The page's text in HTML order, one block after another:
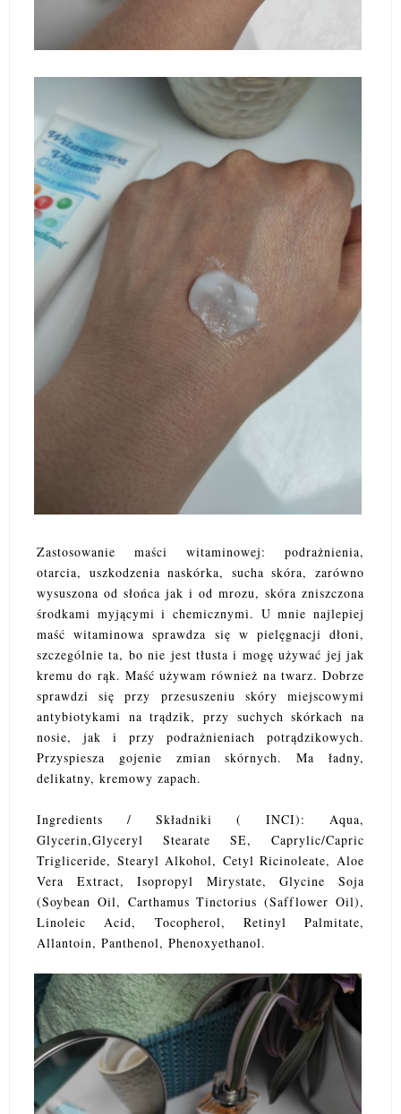
Zastosowanie maści witaminowej: podrażnienia,
otarcia, uszkodzenia naskórka, sucha skóra, zarówno
wysuszona od słońca jak i od mrozu, skóra zniszczona
środkami myjącymi i chemicznymi. U mnie najlepiej
maść witaminowa sprawdza się w pielęgnacji dłoni,
szczególnie ta, bo nie jest tłusta i mogę używać jej jak
kremu do rąk. Maść używam również na twarz. Dobrze
sprawdzi się przy przesuszeniu skóry miejscowymi
antybiotykami na trądzik, przy suchych skórkach na
nosie, jak i przy podrażnieniach potrądzikowych.
Przyspiesza gojenie zmian skórnych. Ma ładny,
delikatny, kremowy zapach.
Ingredients / Składniki ( INCI): Aqua,
Glycerin,Glyceryl Stearate SE, Caprylic/Capric
Trigliceride, Stearyl Alkohol, Cetyl Ricinoleate, Aloe
Vera Extract, Isopropyl Mirystate, Glycine Soja
(Soybean Oil, Carthamus Tinctorius (Safflower Oil),
Linoleic Acid, Tocopherol, Retinyl Palmitate,
Allantoin, Panthenol, Phenoxyethanol.